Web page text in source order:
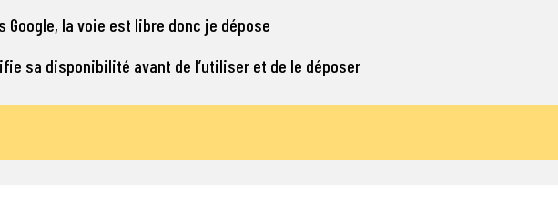
Google, la voie est libre donc je dépose
sa disponibilité avant de l’utiliser et de le déposer